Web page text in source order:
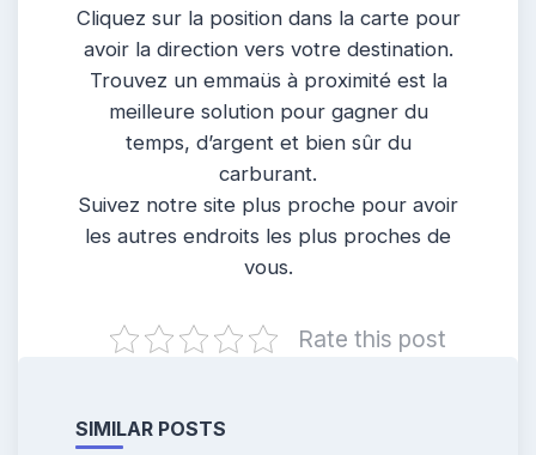
Cliquez sur la position dans la carte pour
avoir la direction vers votre destination.
Trouvez un emmaüs à proximité est la
meilleure solution pour gagner du
temps, d’argent et bien sûr du
carburant.
Suivez notre site plus proche pour avoir
les autres endroits les plus proches de
vous.
Rate this post
SIMILAR POSTS